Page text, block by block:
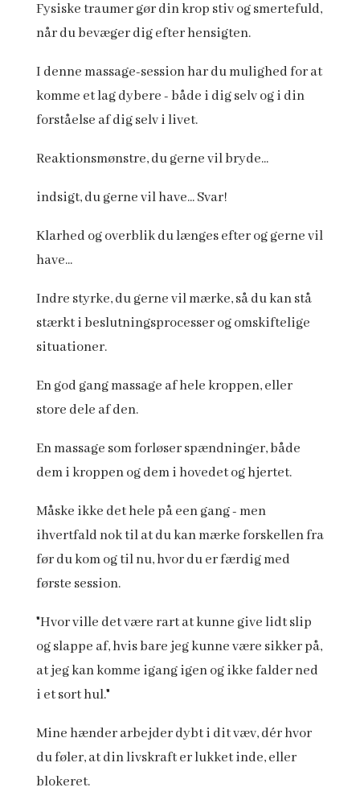
Fysiske traumer gør din krop stiv og smertefuld,
når du bevæger dig efter hensigten.
I denne massage-session har du mulighed for at
komme et lag dybere - både i dig selv og i din
forståelse af dig selv i livet.
Reaktionsmønstre, du gerne vil bryde...
indsigt, du gerne vil have... Svar!
Klarhed og overblik du længes efter og gerne vil
have...
Indre styrke, du gerne vil mærke, så du kan stå
stærkt i beslutningsprocesser og omskiftelige
situationer.
En god gang massage af hele kroppen, eller
store dele af den.
En massage som forløser spændninger, både
dem i kroppen og dem i hovedet og hjertet.
Måske ikke det hele på een gang - men
ihvertfald nok til at du kan mærke forskellen fra
før du kom og til nu, hvor du er færdig med
første session.
"Hvor ville det være rart at kunne give lidt slip
og slappe af, hvis bare jeg kunne være sikker på,
at jeg kan komme igang igen og ikke falder ned
i et sort hul."
Mine hænder arbejder dybt i dit væv, dér hvor
du føler, at din livskraft er lukket inde, eller
blokeret.